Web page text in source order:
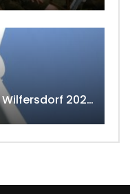
Spatenstich Windpark Wilfersdorf 2023 w4tv177